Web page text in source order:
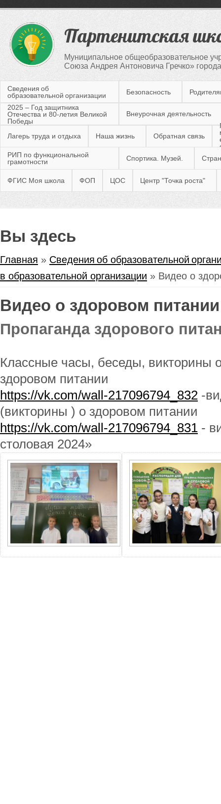
Партенитская
Муниципальное общеобразовательное
Союза Андрея Антоновича Гречко»
Сведения об
образовательной организации
Безопасность
2025 – Год защитника
Отечества и 80-летия Великой
Победы
Внеурочная деятельность
Лагерь труда и отдыха Наша жизнь Обратная связь
РИП по функциональной
грамотности
Спортика. Музей.
ФГИС Моя школа ФОП ЦОС Центр "Точка роста"
Вы здесь
Главная » Сведения об образовательной
в образовательной организации » Видео о
Видео о здоровом питании
Пропаганда здорового
Классные часы, беседы, викторины
здоровом питании
https://vk.com/wall-217096794_832​ -
(викторины ) о здоровом питании
https://vk.com/wall-217096794_831​ -
столовая 2024»